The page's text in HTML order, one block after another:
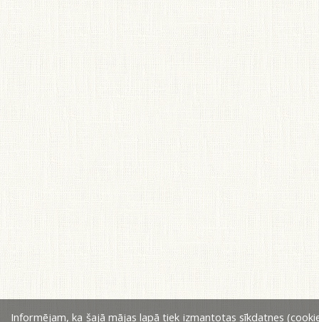
Informējam, ka šajā mājas lapā tiek izmantotas sīkdatnes